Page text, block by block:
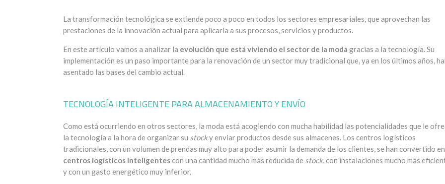
La transformación tecnológica se extiende poco a poco en todos los sectores empresariales, que aprovechan las
prestaciones de la innovación actual para aplicarla a sus procesos, servicios y productos.
En este artículo vamos a analizar la evolución que está viviendo el sector de la moda gracias a la tecnología. Su
implementación es un paso importante para la renovación de un sector muy tradicional que, ya en los últimos años,
asentado las bases del cambio actual.
TECNOLOGÍA INTELIGENTE PARA ALMACENAMIENTO Y ENVÍO
Como está ocurriendo en otros sectores, la moda está acogiendo con mucha habilidad las potencialidades que le
la tecnología a la hora de organizar su stocky enviar productos desde sus almacenes. Los centros logísticos
tradicionales, con un volumen de prendas muy alto para poder asumir la demanda de los clientes, se han convertido en
centros logísticos inteligentescon una cantidad mucho más reducida de stock, con instalaciones mucho más
y con un gasto energético muy inferior.